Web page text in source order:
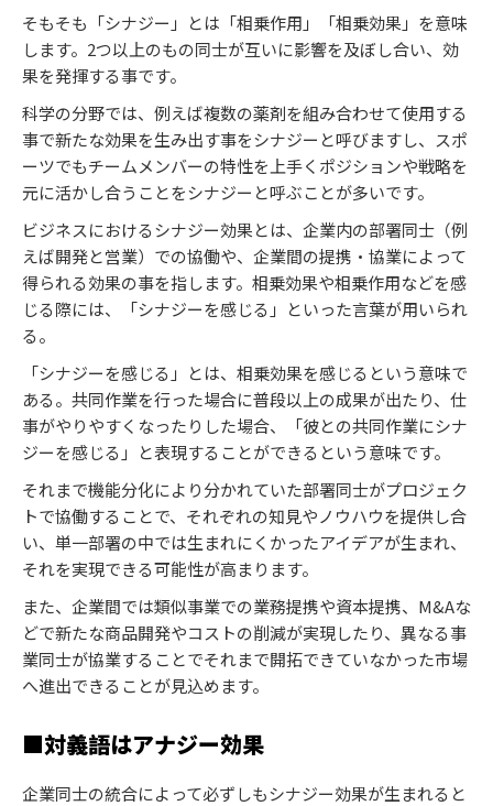
そもそも「シナジー」とは「相乗作用」「相乗効果」を意味
します。2つ以上のもの同士が互いに影響を及ぼし合い、効
果を発揮する事です。
科学の分野では、例えば複数の薬剤を組み合わせて使用する
事で新たな効果を生み出す事をシナジーと呼びますし、スポ
ーツでもチームメンバーの特性を上手くポジションや戦略を
元に活かし合うことをシナジーと呼ぶことが多いです。
ビジネスにおけるシナジー効果とは、企業内の部署同士（例
えば開発と営業）での協働や、企業間の提携・協業によって
得られる効果の事を指します。相乗効果や相乗作用などを感
じる際には、「シナジーを感じる」といった言葉が用いられ
る。
「シナジーを感じる」とは、相乗効果を感じるという意味で
ある。共同作業を行った場合に普段以上の成果が出たり、仕
事がやりやすくなったりした場合、「彼との共同作業にシナ
ジーを感じる」と表現することができるという意味です。
それまで機能分化により分かれていた部署同士がプロジェク
トで協働することで、それぞれの知見やノウハウを提供し合
い、単一部署の中では生まれにくかったアイデアが生まれ、
それを実現できる可能性が高まります。
また、企業間では類似事業での業務提携や資本提携、M&Aな
どで新たな商品開発やコストの削減が実現したり、異なる事
業同士が協業することでそれまで開拓できていなかった市場
へ進出できることが見込めます。
■対義語はアナジー効果
企業同士の統合によって必ずしもシナジー効果が生まれると